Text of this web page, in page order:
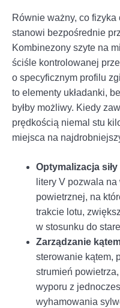
Równie ważny, co fizyka
stanowi bezpośrednie
Kombinezony szyte na
ściśle kontrolowanej
o specyficznym profilu
to elementy układanki,
byłby możliwy. Kiedy
prędkością niemal stu
miejsca na
Optymalizacja
litery V pozwala
powietrznej, na
trakcie lotu,
w stosunku do
Zarządzanie
sterowanie kątem,
strumień
wyporu z
wyhamowania